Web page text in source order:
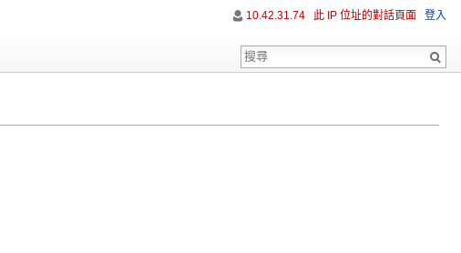
10.42.31.74 此 IP 位址的對話頁面 登入